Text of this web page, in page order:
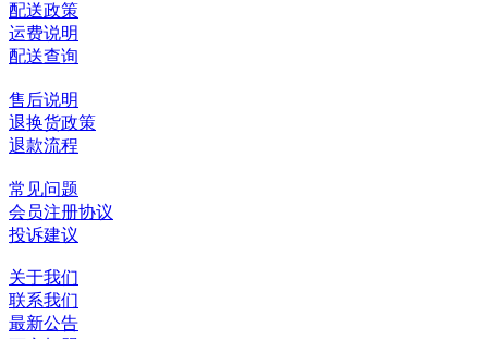
配送政策
运费说明
配送查询
售后说明
退换货政策
退款流程
常见问题
会员注册协议
投诉建议
关于我们
联系我们
最新公告